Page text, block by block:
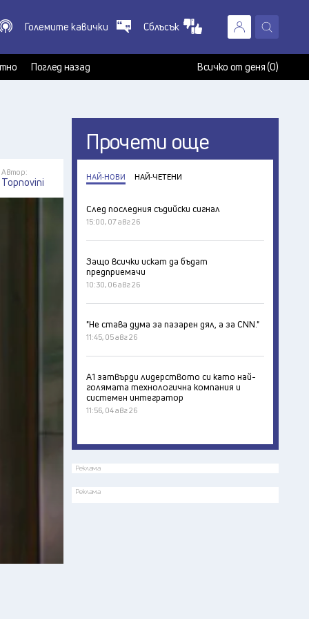
X
Големите кавички Сблъсък
Поглед назад Всичко от деня (0)
Автор:
Topnovini
Прочети още
НАЙ-НОВИ НАЙ-ЧЕТЕНИ
След последния съдийски сигнал
15:00, 07 авг 26
Защо всички искат да бъдат
предприемачи
10:30, 06 авг 26
"Не става дума за пазарен дял, а за CNN."
11:45, 05 авг 26
А1 затвърди лидерството си като най-
голямата технологична компания и
системен интегратор
11:56, 04 авг 26
Реклама
Реклама